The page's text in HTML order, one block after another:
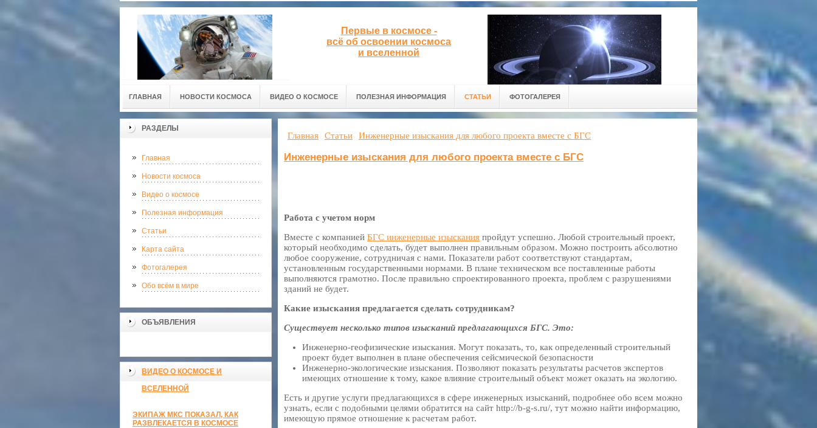
Первые в космосе -
всё об освоении космоса
и вселенной
ГЛАВНАЯ НОВОСТИ КОСМОСА ВИДЕО О КОСМОСЕ ПОЛЕЗНАЯ ИНФОРМАЦИЯ СТАТЬИ ФОТОГАЛЕРЕЯ
РАЗДЕЛЫ
Главная
Новости космоса
Видео о космосе
Полезная информация
Статьи
Карта сайта
Фотогалерея
Обо всём в мире
ОБЪЯВЛЕНИЯ
ВИДЕО О КОСМОСЕ И
ВСЕЛЕННОЙ
ЭКИПАЖ МКС ПОКАЗАЛ, КАК
РАЗВЛЕКАЕТСЯ В КОСМОСЕ
Главная Статьи Инженерные изыскания для любого проекта вместе с БГС
Инженерные изыскания для любого проекта вместе с БГС
Работа с учетом норм
Вместе с компанией БГС инженерные изыскания пройдут успешно. Любой строительный проект,
который необходимо сделать, будет выполнен правильным образом. Можно построить абсолютно
любое сооружение, сотрудничая с нами. Показатели работ соответствуют стандартам,
установленным государственными нормами. В плане техническом все поставленные работы
выполняются грамотно. После правильно спроектированного проекта, проблем с разрушениями
зданий не будет.
Какие изыскания предлагается сделать сотрудникам?
Существует несколько типов изысканий предлагающихся БГС. Это:
Инженерно-геофизические изыскания. Могут показать, то, как определенный строительный
проект будет выполнен в плане обеспечения сейсмической безопасности
Инженерно-экологические изыскания. Позволяют показать результаты расчетов экспертов
имеющих отношение к тому, какое влияние строительный объект может оказать на экологию.
Есть и другие услуги предлагающихся в сфере инженерных изысканий, подробнее обо всем можно
узнать, если с подобными целями обратится на сайт http://b-g-s.ru/, тут можно найти информацию,
имеющую прямое отношение к расчетам работ.